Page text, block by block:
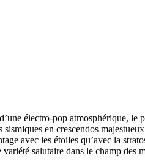
électro-pop atmosphérique, le
sismiques en crescendos
avec les étoiles qu’avec la
variété salutaire dans le champ des